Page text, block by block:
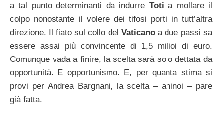
a tal punto determinanti da indurre Toti a mollare il
colpo nonostante il volere dei tifosi porti in tutt’altra
direzione. Il fiato sul collo del Vaticanoa due passi sa
essere assai più convincente di 1,5 milioi di euro.
Comunque vada a finire, la scelta sarà solo dettata da
opportunità. E opportunismo. E, per quanta stima si
provi per Andrea Bargnani, la scelta – ahinoi – pare
già fatta.